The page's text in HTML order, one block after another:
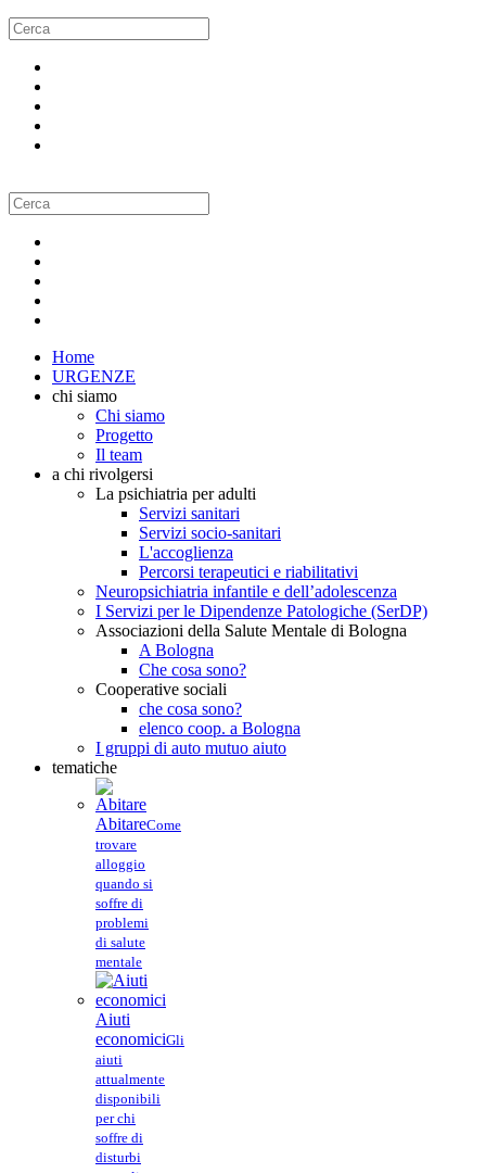
Home
URGENZE
chi siamo
Chi siamo
Progetto
Il team
a chi rivolgersi
La psichiatria per adulti
Servizi sanitari
Servizi socio-sanitari
L'accoglienza
Percorsi terapeutici e riabilitativi
Neuropsichiatria infantile e dell’adolescenza
I Servizi per le Dipendenze Patologiche (SerDP)
Associazioni della Salute Mentale di Bologna
A Bologna
Che cosa sono?
Cooperative sociali
che cosa sono?
elenco coop. a Bologna
I gruppi di auto mutuo aiuto
tematiche
AbitareCome
trovare
alloggio
quando si
soffre di
problemi
di salute
mentale
Aiuti
economiciGli
aiuti
attualmente
disponibili
per chi
soffre di
disturbi